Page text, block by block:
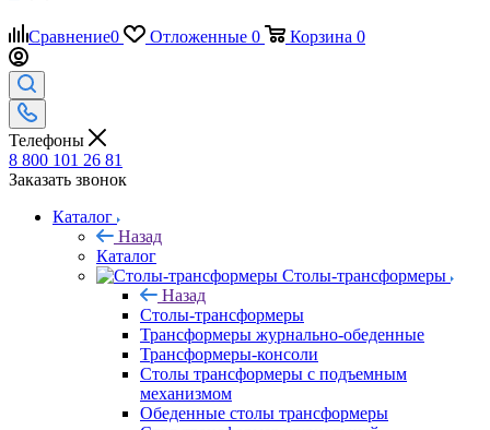
Сравнение0 Отложенные 0 Корзина 0
Телефоны
8 800 101 26 81
Заказать звонок
Каталог
Назад
Каталог
Столы-трансформеры
Назад
Столы-трансформеры
Трансформеры журнально-обеденные
Трансформеры-консоли
Столы трансформеры с подъемным
механизмом
Обеденные столы трансформеры